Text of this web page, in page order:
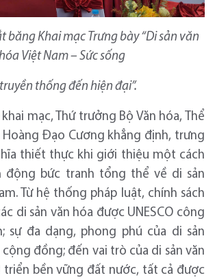
băng Khai mạc Trưng bày “Di sản văn
Việt Nam – Sức sống
thống đến hiện đại”.
mạc, Thứ trưởng Bộ Văn hóa, Thể
Hoàng Đạo Cương khẳng định, trưng
thiết thực khi giới thiệu một cách
động bức tranh tổng thể về di sản
Từ hệ thống pháp luật, chính sách
di sản văn hóa được UNESCO công
sự đa dạng, phong phú của di sản
đồng; đến vai trò của di sản văn
triển bền vững đất nước, tất cả được